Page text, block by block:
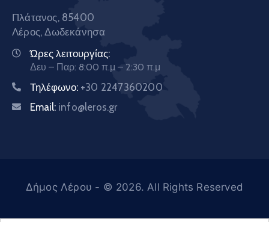
Πλάτανος, 85400
Λέρος, Δωδεκάνησα
Ώρες λειτουργίας:
Δευ – Παρ: 8:00 π.μ – 2:30 π.μ
Τηλέφωνο: +30 2247360200
Email: info@leros.gr
Δήμος Λέρου - © 2026. All Rights Reserved